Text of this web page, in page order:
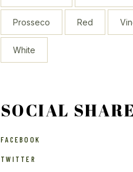
Prosseco Red
White
SOCIAL SHARE
FACEBOOK
TWITTER